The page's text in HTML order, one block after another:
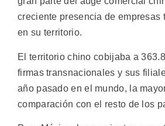
creciente presencia de empresas
en su territorio.
El territorio chino cobijaba a
firmas transnacionales y sus
año pasado en el mundo, la
comparación con el resto de los